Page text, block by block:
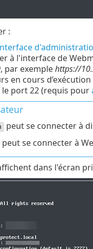
:
à l'interface de
, par exemplehttps://
en cours
le port 22 (requis pour
peut se connecter à
peut se connecter à
dans l'écran